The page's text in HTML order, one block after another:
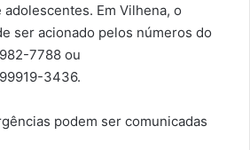
Em Vilhena, o
ser acionado pelos números do
7788 ou
3436.
podem ser comunicadas